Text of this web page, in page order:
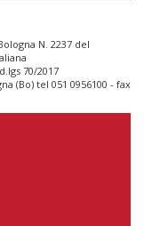
N. 2237 del
70/2017
(Bo) tel 051 0956100 - fax